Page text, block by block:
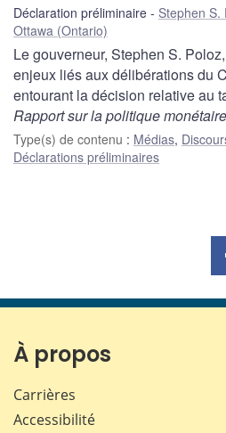
Déclaration préliminaire Stephen S.
Ottawa (Ontario)
Le gouverneur, Stephen S.
enjeux liés aux délibérations du
entourant la décision relative au
Rapport sur la politique monétaire
Type(s) de contenu : Médias,
Déclarations préliminaires
À propos
Carrières
Accessibilité